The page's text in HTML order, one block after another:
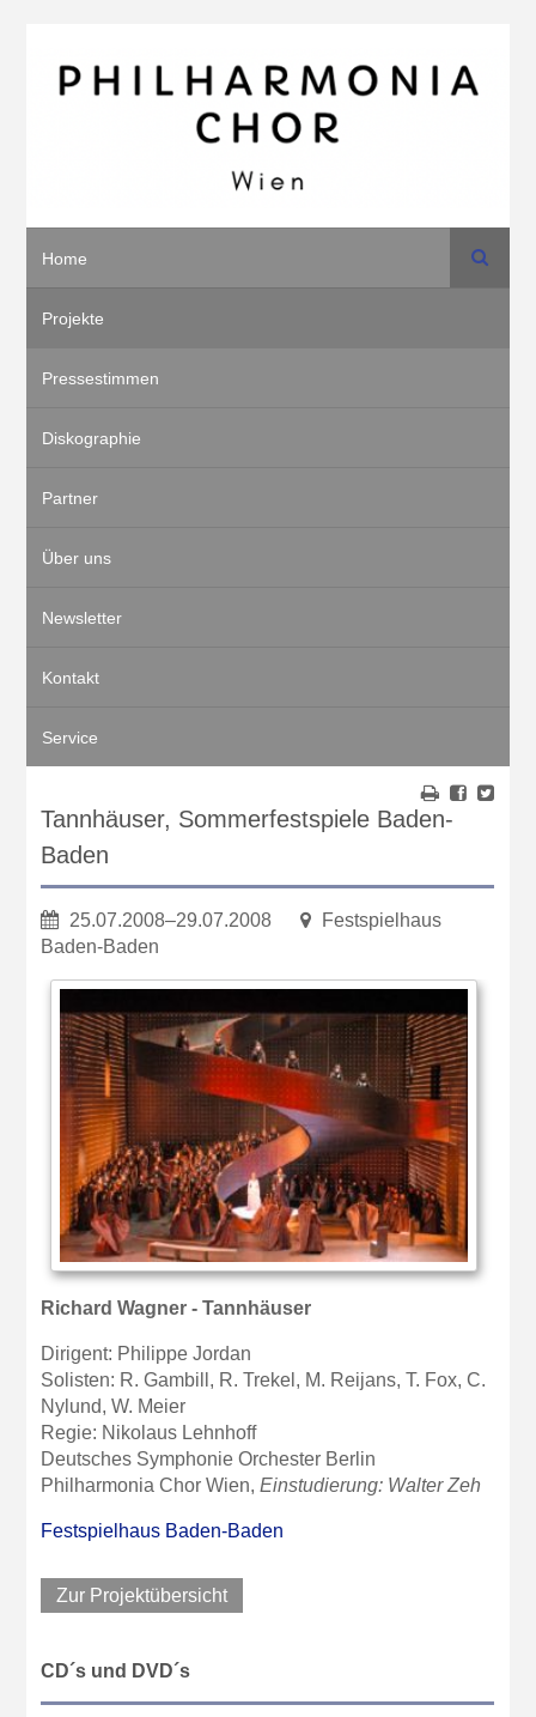
Home
Projekte
Pressestimmen
Diskographie
Partner
Über uns
Newsletter
Kontakt
Service
Suche
Tannhäuser, Sommerfestspiele Baden-
Baden
25.07.2008–29.07.2008
Festspielhaus
Baden-Baden
Richard Wagner - Tannhäuser
Dirigent: Philippe Jordan
Solisten: R. Gambill, R. Trekel, M. Reijans, T. Fox, C.
Nylund, W. Meier
Regie: Nikolaus Lehnhoff
Deutsches Symphonie Orchester Berlin
Philharmonia Chor Wien,Einstudierung: Walter Zeh
Festspielhaus Baden-Baden
Zur Projektübersicht
CD´s und DVD´s